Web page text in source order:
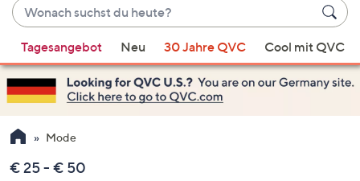
Wonach
suchst
du
heute?
Vorschläge
verfügbar
sind,
verwenden
Sie
Pfeiltasten
Tagesangebot Neu 30 Jahre QVC Cool mit QVC
Mode
€ 25 - € 50